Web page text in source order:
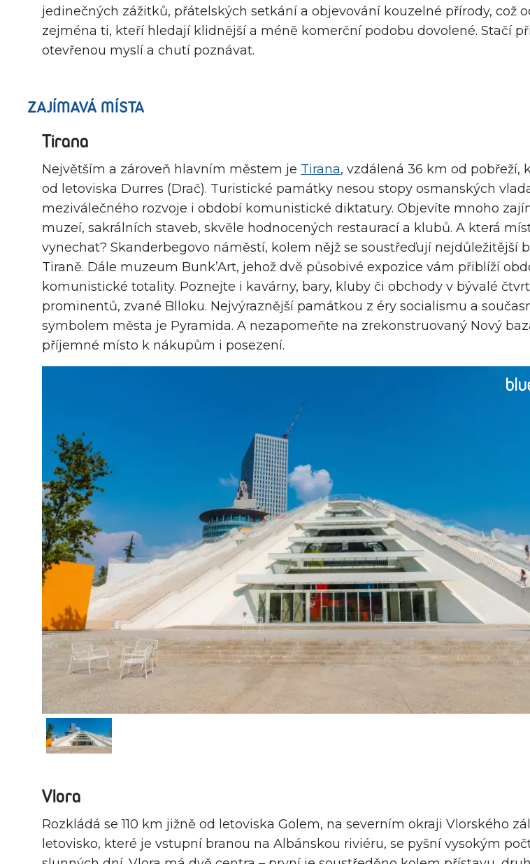
jedinečných zážitků, přátelských setkání a objevování kouzelné přírody, což
zejména ti, kteří hledají klidnější a méně komerční podobu dovolené. Stačí
otevřenou myslí a chutí poznávat.
ZAJÍMAVÁ MÍSTA
Tirana
Největším a zároveň hlavním městem je Tirana, vzdálená 36 km od pobřeží,
od letoviska Durres (Drač). Turistické památky nesou stopy osmanských
meziválečného rozvoje i období komunistické diktatury. Objevíte mnoho
muzeí, sakrálních staveb, skvěle hodnocených restaurací a klubů. A která
vynechat? Skanderbegovo náměstí, kolem nějž se soustřeďují nejdůležitější
Tiraně. Dále muzeum Bunk’Art, jehož dvě působivé expozice vám přiblíží
komunistické totality. Poznejte i kavárny, bary, kluby či obchody v bývalé
prominentů, zvané Blloku. Nejvýraznější památkou z éry socialismu a
symbolem města je Pyramida. A nezapomeňte na zrekonstruovaný Nový
příjemné místo k nákupům i posezení.
Vlora
Rozkládá se 110 km jižně od letoviska Golem, na severním okraji Vlorského
letovisko, které je vstupní branou na Albánskou riviéru, se pyšní vysokým